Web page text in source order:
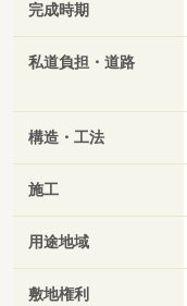
完成時期
私道負担・道路
構造・工法
施工
用途地域
敷地権利